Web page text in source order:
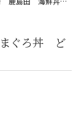
ぐろ丼 ど